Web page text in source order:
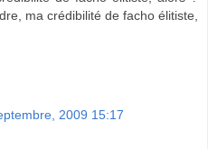
ma crédibilité de facho élitiste,
2009 15:17